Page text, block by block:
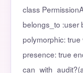
class
belongs_to :user
polymorphic:
presence: true